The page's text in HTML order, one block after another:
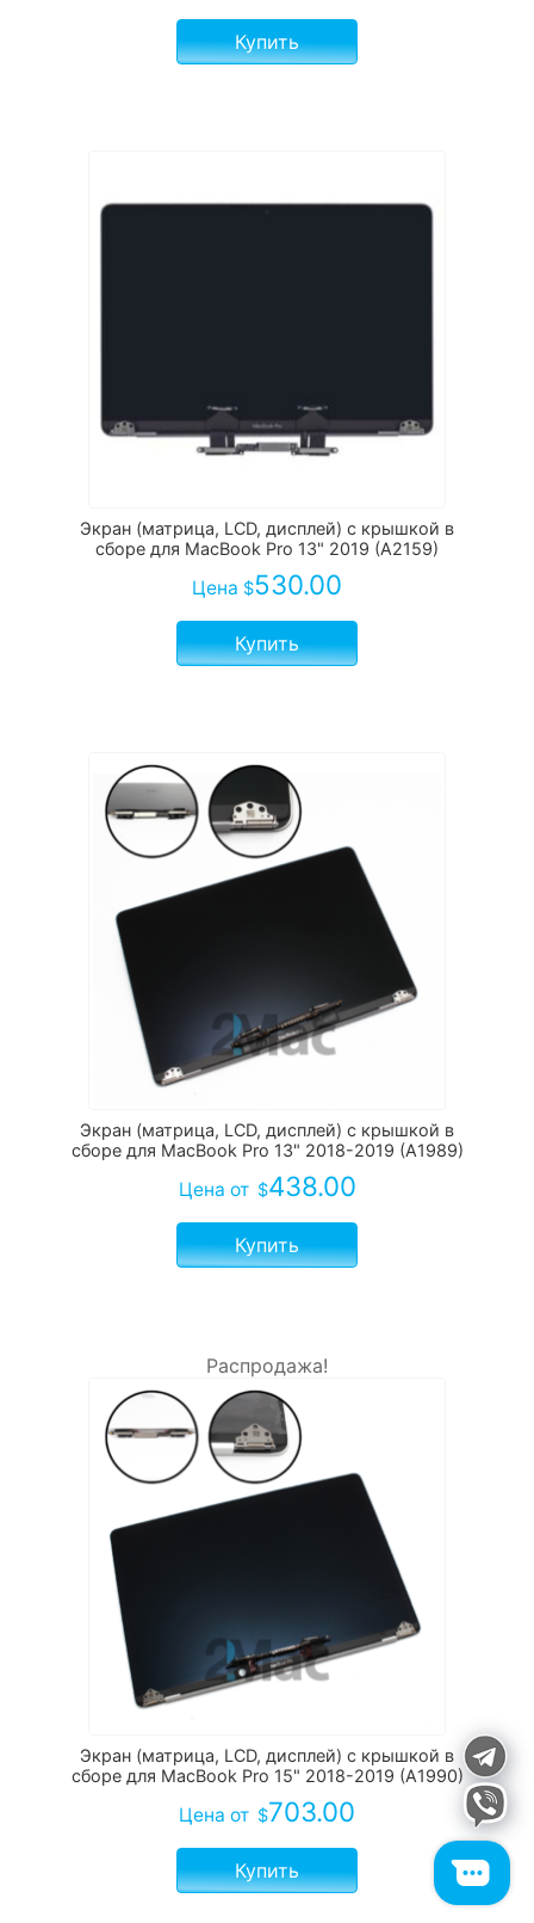
Купить
Экран (матрица, LCD, дисплей) с крышкой в
сборе для MacBook Pro 13" 2019 (A2159)
Цена $530.00
Купить
Экран (матрица, LCD, дисплей) с крышкой в
сборе для MacBook Pro 13" 2018-2019 (A1989)
Цена от $438.00
Купить
Распродажа!
Экран (матрица, LCD, дисплей) с крышкой в
сборе для MacBook Pro 15" 2018-2019 (A1990)
Цена от $703.00
Купить